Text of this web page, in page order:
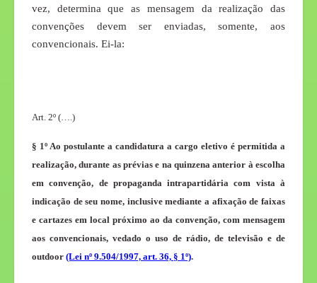
vez, determina que as mensagem da realização das
convenções devem ser enviadas, somente, aos
convencionais. Ei-la:
Art. 2º (….)
§ 1º Ao postulante a candidatura a cargo eletivo é permitida a
realização, durante as prévias e na quinzena anterior à escolha
em convenção, de propaganda intrapartidária com vista à
indicação de seu nome, inclusive mediante a afixação de faixas
e cartazes em local próximo ao da convenção, com mensagem
aos convencionais, vedado o uso de rádio, de televisão e de
outdoor (Lei nº 9.504/1997, art. 36, § 1º).